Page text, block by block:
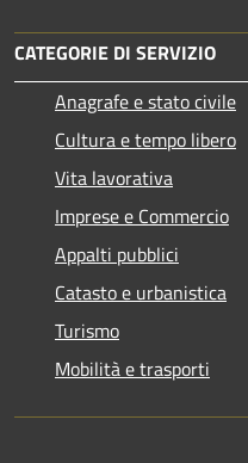
CATEGORIE DI SERVIZIO
Anagrafe e stato civile
Cultura e tempo libero
Vita lavorativa
Imprese e Commercio
Appalti pubblici
Catasto e urbanistica
Turismo
Mobilità e trasporti